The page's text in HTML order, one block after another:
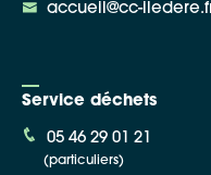
accueil@cc-
Service déchets
05 46 29 01 21
(particuliers)